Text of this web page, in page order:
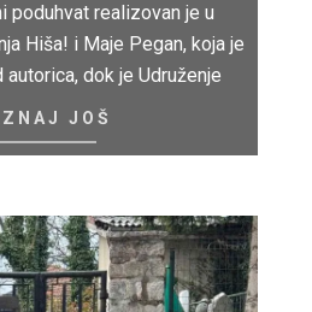
poduhvat realizovan je u
Hiša! i Maje Pegan, koja je
autorica, dok je Udruženje
JOŠ